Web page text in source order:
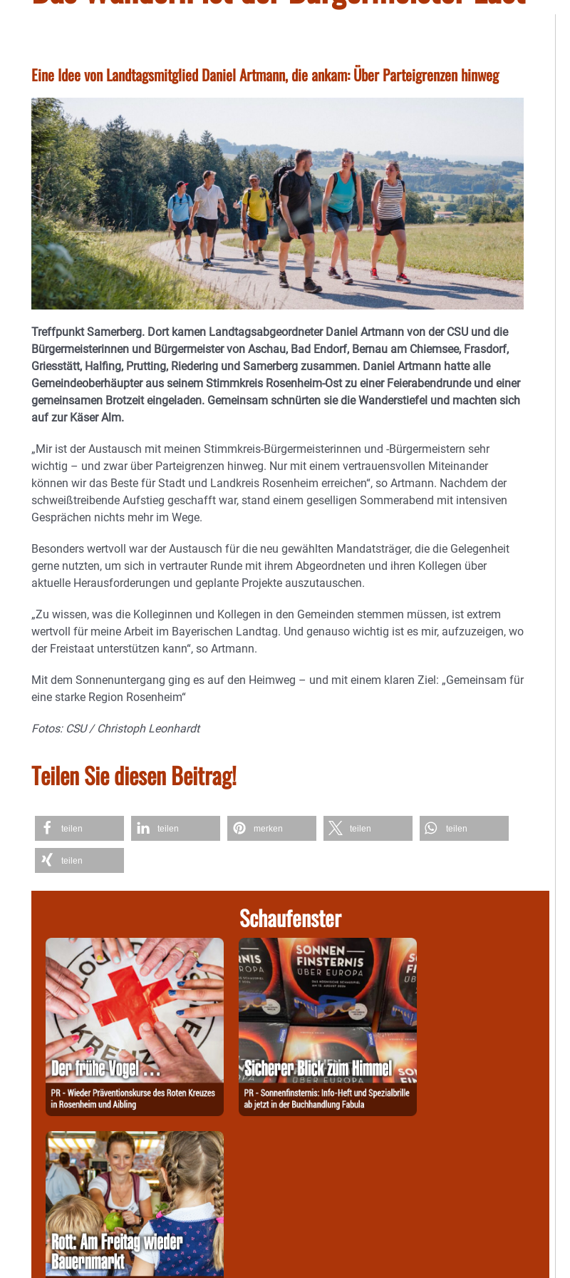
Eine Idee von Landtagsmitglied Daniel Artmann, die ankam: Über Parteigrenzen hinweg
Treffpunkt Samerberg. Dort kamen Landtagsabgeordneter Daniel Artmann von der CSU und die
Bürgermeisterinnen und Bürgermeister von Aschau, Bad Endorf, Bernau am Chiemsee, Frasdorf,
Griesstätt, Halfing, Prutting, Riedering und Samerberg zusammen. Daniel Artmann hatte alle
Gemeindeoberhäupter aus seinem Stimmkreis Rosenheim-Ost zu einer Feierabendrunde und einer
gemeinsamen Brotzeit eingeladen. Gemeinsam schnürten sie die Wanderstiefel und machten sich
auf zur Käser Alm.
„Mir ist der Austausch mit meinen Stimmkreis-Bürgermeisterinnen und -Bürgermeistern sehr
wichtig – und zwar über Parteigrenzen hinweg. Nur mit einem vertrauensvollen Miteinander
können wir das Beste für Stadt und Landkreis Rosenheim erreichen“, so Artmann. Nachdem der
schweißtreibende Aufstieg geschafft war, stand einem geselligen Sommerabend mit intensiven
Gesprächen nichts mehr im Wege.
Besonders wertvoll war der Austausch für die neu gewählten Mandatsträger, die die Gelegenheit
gerne nutzten, um sich in vertrauter Runde mit ihrem Abgeordneten und ihren Kollegen über
aktuelle Herausforderungen und geplante Projekte auszutauschen.
„Zu wissen, was die Kolleginnen und Kollegen in den Gemeinden stemmen müssen, ist extrem
wertvoll für meine Arbeit im Bayerischen Landtag. Und genauso wichtig ist es mir, aufzuzeigen, wo
der Freistaat unterstützen kann“, so Artmann.
Mit dem Sonnenuntergang ging es auf den Heimweg – und mit einem klaren Ziel: „Gemeinsam für
eine starke Region Rosenheim“
Fotos: CSU / Christoph Leonhardt
Teilen Sie diesen Beitrag!
teilen teilen merken teilen teilen
teilen
Schaufenster